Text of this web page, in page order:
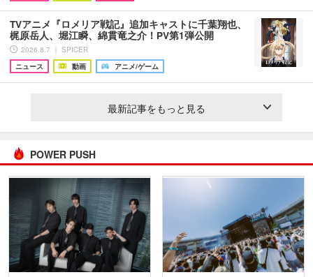
TVアニメ『ロメリア戦記』追加キャストに千葉翔也、
梶原岳人、堀江瞬、綿貫竜之介！PV第1弾公開
2026.8.7 ｜ SPICER
ニュース
動画 アニメ/ゲーム
最新記事をもっと見る
POWER PUSH